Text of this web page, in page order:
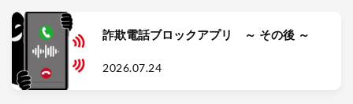
詐欺電話ブロックアプリ ～ その後 ～
2026.07.24